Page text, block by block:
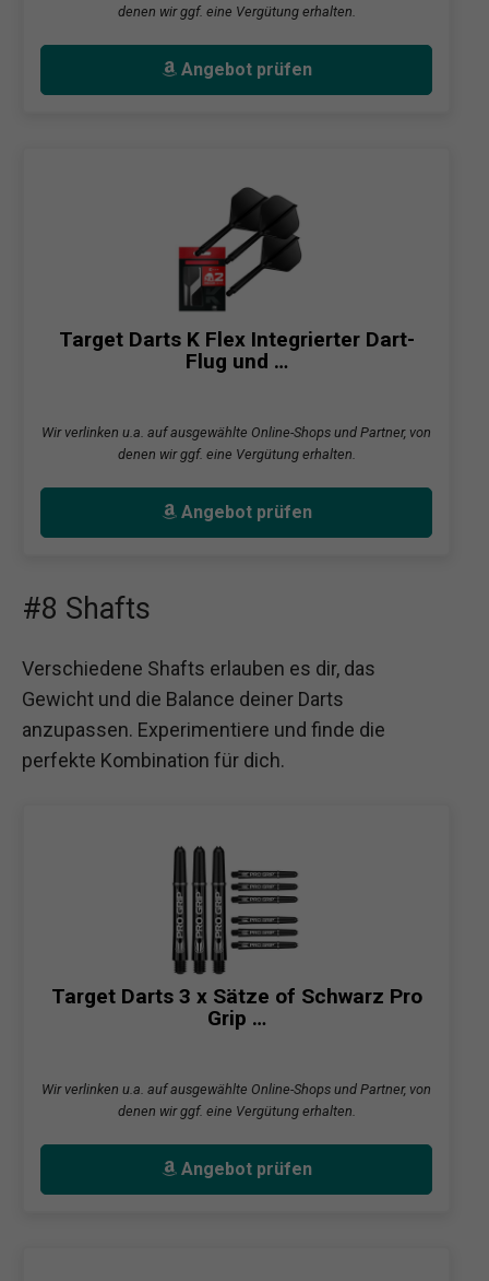
denen wir ggf. eine Vergütung erhalten.
Angebot prüfen
Target Darts K Flex Integrierter Dart-
Flug und …
Wir verlinken u.a. auf ausgewählte Online-Shops und Partner, von
denen wir ggf. eine Vergütung erhalten.
Angebot prüfen
#8 Shafts
Verschiedene Shafts erlauben es dir, das
Gewicht und die Balance deiner Darts
anzupassen. Experimentiere und finde die
perfekte Kombination für dich.
Target Darts 3 x Sätze of Schwarz Pro
Grip …
Wir verlinken u.a. auf ausgewählte Online-Shops und Partner, von
denen wir ggf. eine Vergütung erhalten.
Angebot prüfen